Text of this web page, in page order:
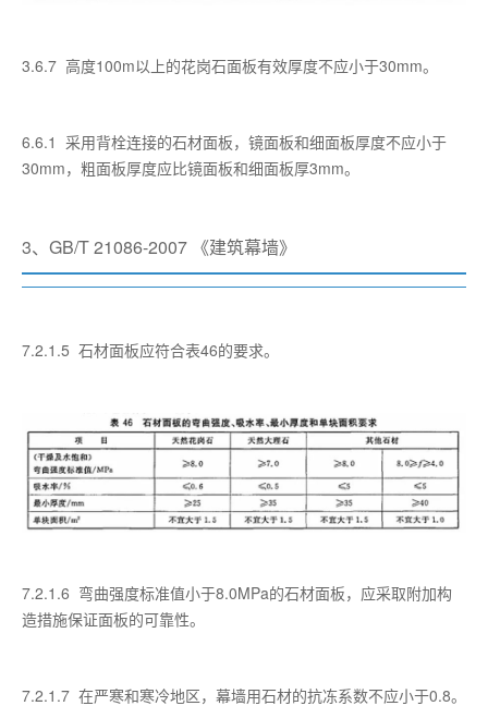
3.6.7 高度100m以上的花岗石面板有效厚度不应小于30mm。
6.6.1 采用背栓连接的石材面板，镜面板和细面板厚度不应小于
30mm，粗面板厚度应比镜面板和细面板厚3mm。
3、GB/T 21086-2007 《建筑幕墙》
7.2.1.5 石材面板应符合表46的要求。
7.2.1.6 弯曲强度标准值小于8.0MPa的石材面板，应采取附加构
造措施保证面板的可靠性。
7.2.1.7 在严寒和寒冷地区，幕墙用石材的抗冻系数不应小于0.8。